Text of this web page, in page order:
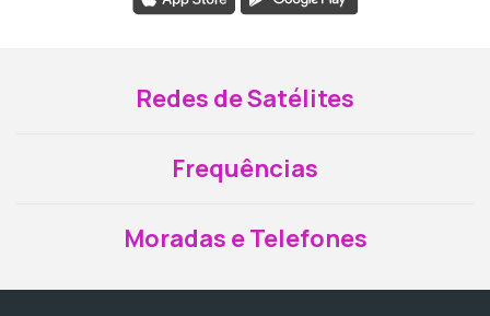
Redes de Satélites
Frequências
Moradas e Telefones